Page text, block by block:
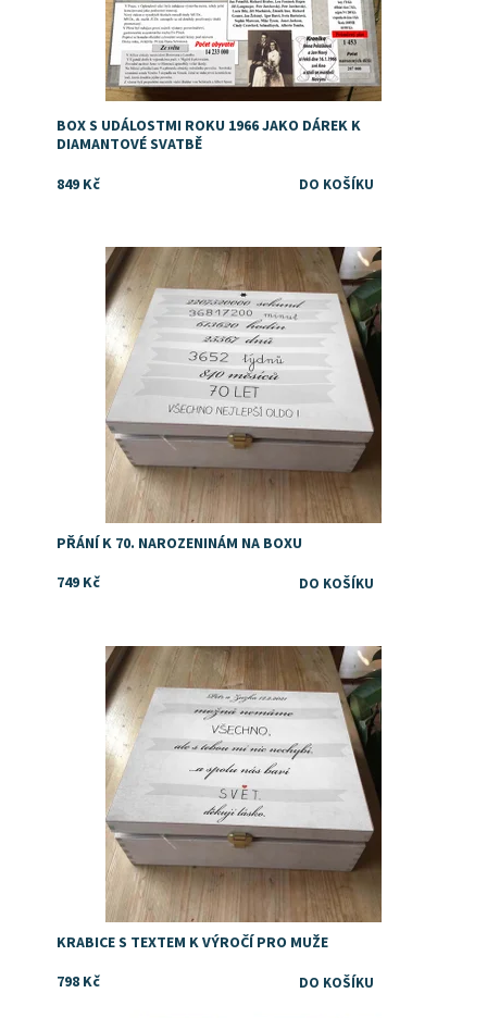
BOX S UDÁLOSTMI ROKU 1966 JAKO DÁREK K
DIAMANTOVÉ SVATBĚ
849 Kč
Dostupnost: Skladem
PŘÁNÍ K 70. NAROZENINÁM NA BOXU
749 Kč
Dostupnost: Skladem
KRABICE S TEXTEM K VÝROČÍ PRO MUŽE
798 Kč